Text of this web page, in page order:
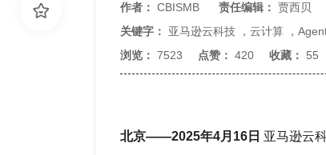
作者： CBISMB 责任编辑： 贾西贝
关键字： 亚马逊云科技 ， 云计算 ，
浏览： 7523 点赞： 420 收藏： 55
北京——2025年4月16日 亚马逊云